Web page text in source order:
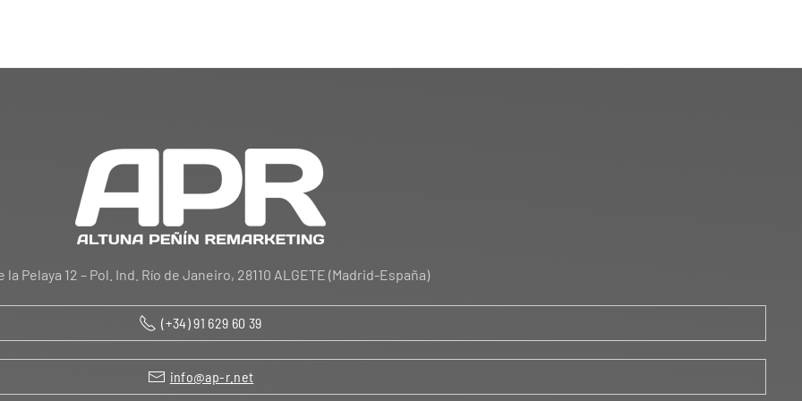
la Pelaya 12 – Pol. Ind. Río de Janeiro, 28110 ALGETE (Madrid-España)
(+34) 91 629 60 39
info@ap-r.net